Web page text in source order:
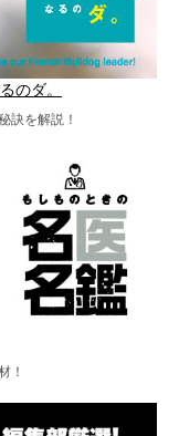
のダ。
訣を解説！
！